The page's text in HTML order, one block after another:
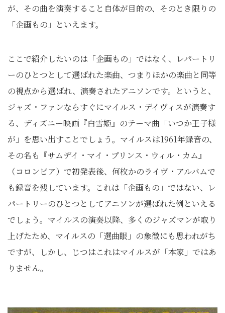
が、その曲を演奏すること自体が目的の、そのとき限りの
「企画もの」といえます。
ここで紹介したいのは「企画もの」ではなく、レパートリ
ーのひとつとして選ばれた楽曲、つまりほかの楽曲と同等
の視点から選ばれ、演奏されたアニソンです。というと、
ジャズ・ファンならすぐにマイルス・デイヴィスが演奏す
る、ディズニー映画『白雪姫』のテーマ曲「いつか王子様
が」を思い出すことでしょう。マイルスは1961年録音の、
その名も『サムデイ・マイ・プリンス・ウィル・カム』
（コロンビア）で初発表後、何枚かのライヴ・アルバムで
も録音を残しています。これは「企画もの」ではない、レ
パートリーのひとつとしてアニソンが選ばれた例といえる
でしょう。マイルスの演奏以降、多くのジャズマンが取り
上げたため、マイルスの「選曲眼」の象徴にも思われがち
ですが、しかし、じつはこれはマイルスが「本家」ではあ
りません。